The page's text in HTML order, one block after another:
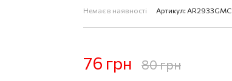
Немає в наявності Артикул: AR2933GMC
76 грн 80 грн